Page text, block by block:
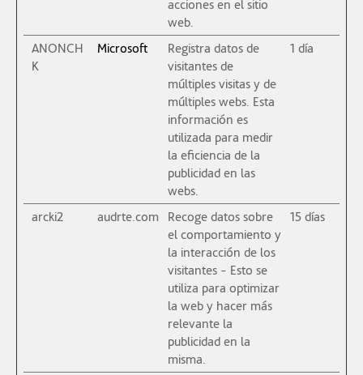
acciones en el sitio
web.
ANONCH
K
Microsoft
Registra datos de
visitantes de
múltiples visitas y de
múltiples webs. Esta
información es
utilizada para medir
la eficiencia de la
publicidad en las
webs.
1 día
arcki2 audrte.com
Recoge datos sobre
el comportamiento y
la interacción de los
visitantes - Esto se
utiliza para optimizar
la web y hacer más
relevante la
publicidad en la
misma.
15 días